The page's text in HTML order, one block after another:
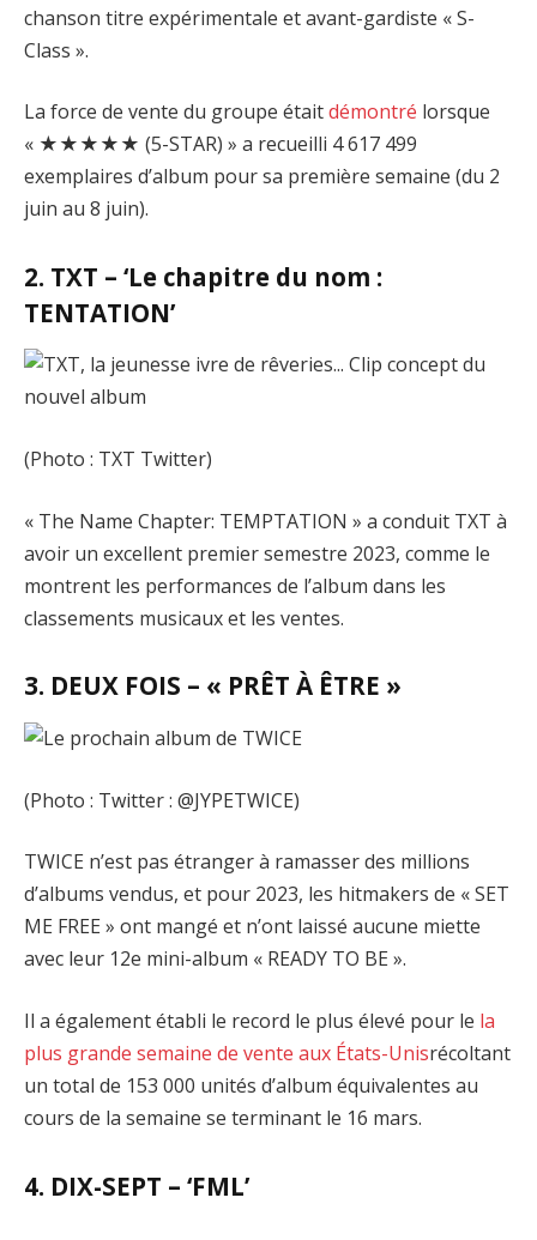
chanson titre expérimentale et avant-gardiste « S-
Class ».
La force de vente du groupe étaitdémontré lorsque
« ★★★★★ (5-STAR) » a recueilli 4 617 499
exemplaires d’album pour sa première semaine (du 2
juin au 8 juin).
2. TXT – ‘Le chapitre du nom :
TENTATION’
(Photo : TXT Twitter)
« The Name Chapter: TEMPTATION » a conduit TXT à
avoir un excellent premier semestre 2023, comme le
montrent les performances de l’album dans les
classements musicaux et les ventes.
3. DEUX FOIS – « PRÊT À ÊTRE »
(Photo : Twitter : @JYPETWICE)
TWICE n’est pas étranger à ramasser des millions
d’albums vendus, et pour 2023, les hitmakers de « SET
ME FREE » ont mangé et n’ont laissé aucune miette
avec leur 12e mini-album « READY TO BE ».
Il a également établi le record le plus élevé pour le la
plus grande semaine de vente aux États-Unisrécoltant
un total de 153 000 unités d’album équivalentes au
cours de la semaine se terminant le 16 mars.
4. DIX-SEPT – ‘FML’